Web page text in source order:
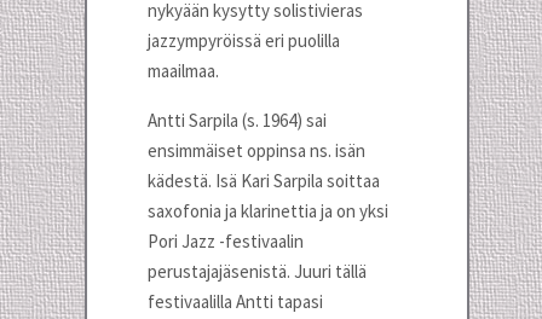
nykyään kysytty solistivieras
jazzympyröissä eri puolilla
maailmaa.
Antti Sarpila (s. 1964) sai
ensimmäiset oppinsa ns. isän
kädestä. Isä Kari Sarpila soittaa
saxofonia ja klarinettia ja on yksi
Pori Jazz -festivaalin
perustajajäsenistä. Juuri tällä
festivaalilla Antti tapasi